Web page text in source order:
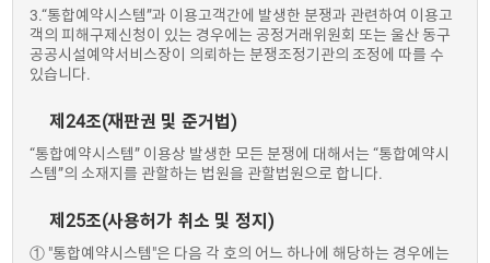
3.“통합예약시스템”과 이용고객간에 발생한 분쟁과 관련하여 이용고
객의 피해구제신청이 있는 경우에는 공정거래위원회 또는 울산 동구
공공시설예약서비스장이 의뢰하는 분쟁조정기관의 조정에 따를 수
있습니다.
제24조(재판권 및 준거법)
“통합예약시스템” 이용상 발생한 모든 분쟁에 대해서는 “통합예약시
스템”의 소재지를 관할하는 법원을 관할법원으로 합니다.
제25조(사용허가 취소 및 정지)
① "통합예약시스템"은 다음 각 호의 어느 하나에 해당하는 경우에는